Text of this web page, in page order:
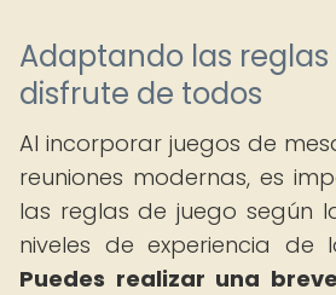
Adaptando las
disfrute de todos
Al incorporar juegos de
reuniones modernas, es
las reglas de juego según
niveles de experiencia de
Puedes realizar una